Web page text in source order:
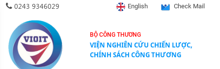
0243 9346029 English Check Mail
BỘ CÔNG THƯƠNG
VIỆN NGHIÊN CỨU CHIẾN LƯỢC,
CHÍNH SÁCH CÔNG THƯƠNG